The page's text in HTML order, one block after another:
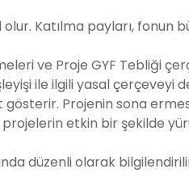
Katılma payları, fonun
ve Proje GYF Tebliği
ile ilgili yasal çerçeveyi
Projenin sona
etkin bir şekilde
düzenli olarak